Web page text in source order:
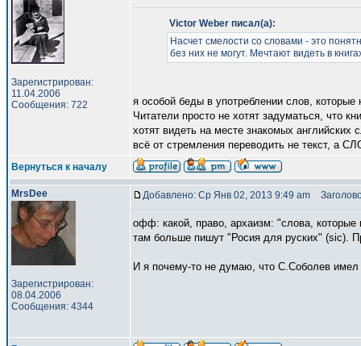
Зарегистрирован:
11.04.2006
Сообщения: 722
Victor Weber писал(а):
Насчет смелости со словами - это
без них не могут. Мечтают видеть в
я особой беды в употреблении слов,
Читатели просто не хотят задуматься, что
хотят видеть на месте знакомых английских
всё от стремления переводить не текст, а
Вернуться к началу
MrsDee
Зарегистрирован:
08.04.2006
Сообщения: 4344
Добавлено: Ср Янв 02, 2013 9:49 am
офф: какой, право, архаизм: "слова, которые
там больше пишут "Росия для руских" (sic).
И я почему-то не думаю, что С.Соболев имел